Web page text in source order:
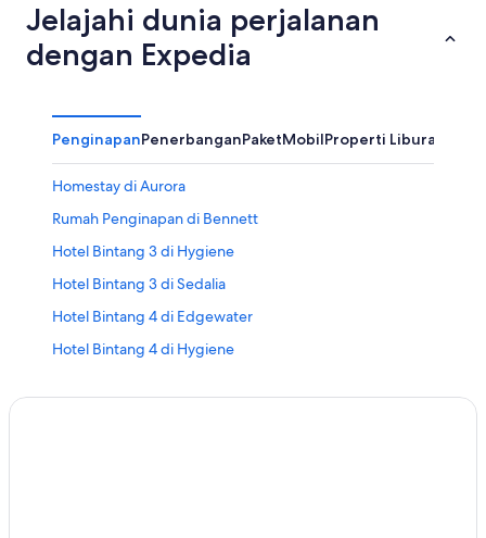
Jelajahi dunia perjalanan
dengan Expedia
PenginapanPenerbanganPaketMobilProperti Liburan
Homestay di Aurora
Rumah Penginapan di Bennett
Hotel Bintang 3 di Hygiene
Hotel Bintang 3 di Sedalia
Hotel Bintang 4 di Edgewater
Hotel Bintang 4 di Hygiene